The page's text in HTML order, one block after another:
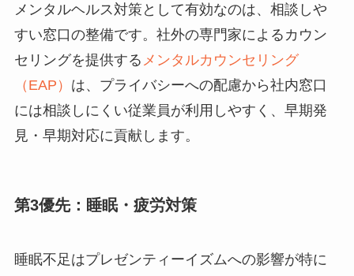
メンタルヘルス対策として有効なのは、相談しや
すい窓口の整備です。社外の専門家によるカウン
セリングを提供する メンタルカウンセリング
（EAP） は、プライバシーへの配慮から社内窓口
には相談しにくい従業員が利用しやすく、早期発
見・早期対応に貢献します。
第3優先：睡眠・疲労対策
睡眠不足はプレゼンティーイズムへの影響が特に